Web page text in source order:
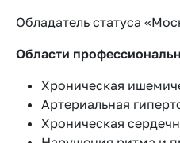
Обладатель статуса
Области
Хроническая
Артериальная
Хроническая